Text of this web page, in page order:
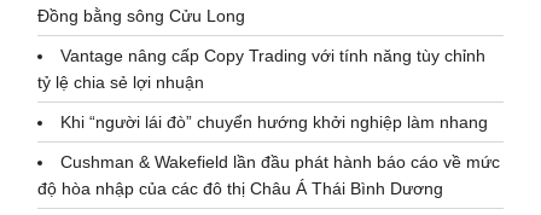
Đồng bằng sông Cửu Long
Vantage nâng cấp Copy Trading với tính năng tùy chỉnh
tỷ lệ chia sẻ lợi nhuận
Khi “người lái đò” chuyển hướng khởi nghiệp làm nhang
Cushman & Wakefield lần đầu phát hành báo cáo về mức
độ hòa nhập của các đô thị Châu Á Thái Bình Dương